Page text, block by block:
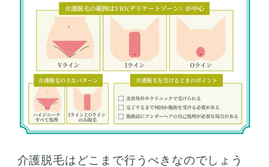
介護脱毛はどこまで行うべきなのでしょう